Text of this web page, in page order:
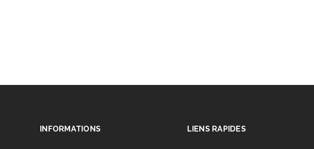
INFORMATIONS LIENS RAPIDES